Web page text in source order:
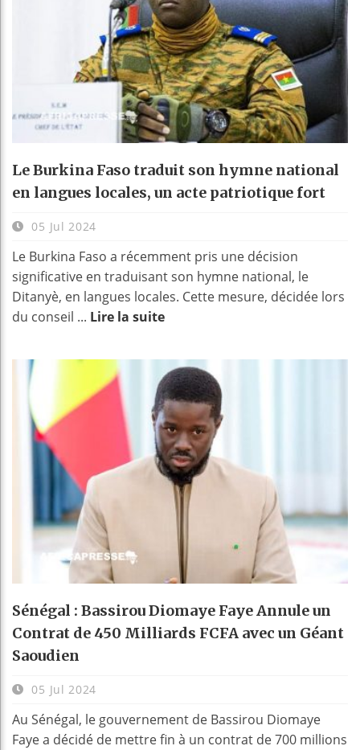
Le Burkina Faso traduit son hymne national
en langues locales, un acte patriotique fort
05 Jul 2024
Le Burkina Faso a récemment pris une décision
significative en traduisant son hymne national, le
Ditanyè, en langues locales. Cette mesure, décidée lors
du conseil ... Lire la suite
Sénégal : Bassirou Diomaye Faye Annule un
Contrat de 450 Milliards FCFA avec un Géant
Saoudien
05 Jul 2024
Au Sénégal, le gouvernement de Bassirou Diomaye
Faye a décidé de mettre fin à un contrat de 700 millions